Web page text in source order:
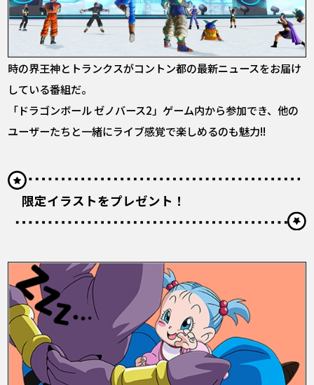
時の界王神とトランクスがコントン都の最新ニュースをお届け
している番組だ。
「ドラゴンボール ゼノバース2」ゲーム内から参加でき、他の
ユーザーたちと一緒にライブ感覚で楽しめるのも魅力!!
限定イラストをプレゼント！